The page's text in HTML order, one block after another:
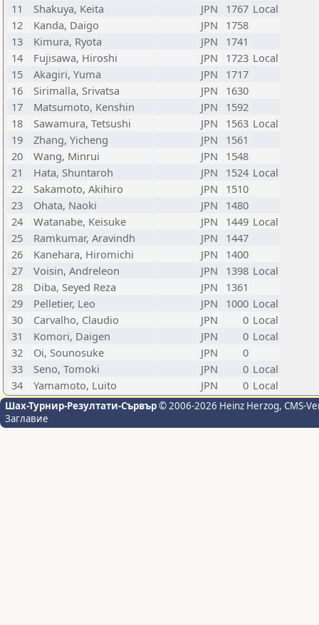
11
Shakuya, Keita JPN 1767 Local
12
Kanda, Daigo JPN
1758
13
Kimura, Ryota JPN
1741
14
Fujisawa, Hiroshi JPN 1723 Local
15
Akagiri, Yuma JPN
1717
16
Sirimalla, Srivatsa JPN
1630
17
Matsumoto, Kenshin JPN
1592
18
Sawamura, Tetsushi JPN 1563 Local
19
Zhang, Yicheng JPN
1561
20
Wang, Minrui JPN
1548
21
Hata, Shuntaroh JPN 1524 Local
22
Sakamoto, Akihiro JPN
1510
23
Ohata, Naoki JPN
1480
24
Watanabe, Keisuke JPN 1449 Local
25
Ramkumar, Aravindh JPN
1447
26
Kanehara, Hiromichi JPN
1400
27
Voisin, Andreleon JPN 1398 Local
28
Diba, Seyed Reza JPN
1361
29
Pelletier, Leo JPN 1000 Local
30
Carvalho, Claudio JPN 0 Local
31
Komori, Daigen JPN 0 Local
32
Oi, Sounosuke JPN
0
33
Seno, Tomoki JPN 0 Local
34
Yamamoto, Luito JPN 0 Local
Шах-Турнир-Резултати-Сървър© 2006-2026 Heinz Herzog, CMS-
Заглавие